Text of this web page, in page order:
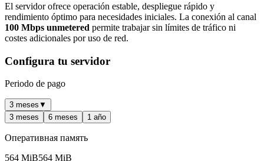
El servidor ofrece operación estable, despliegue rápido y
rendimiento óptimo para necesidades iniciales. La conexión al canal
100 Mbps unmetered permite trabajar sin límites de tráfico ni
costes adicionales por uso de red.
Configura tu servidor
Periodo de pago
3 meses ▼
3 meses
6 meses 1 año
Оперативная память
564 MiB564 MiB